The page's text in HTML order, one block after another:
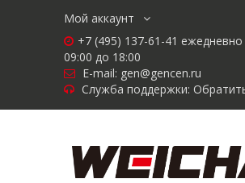
Мой аккаунт
+7 (495) 137-61-41 ежедневно
09:00 до 18:00
E-mail: gen@gencen.ru
Служба поддержки: